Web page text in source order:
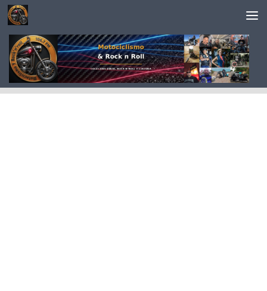
Saltar al contenido